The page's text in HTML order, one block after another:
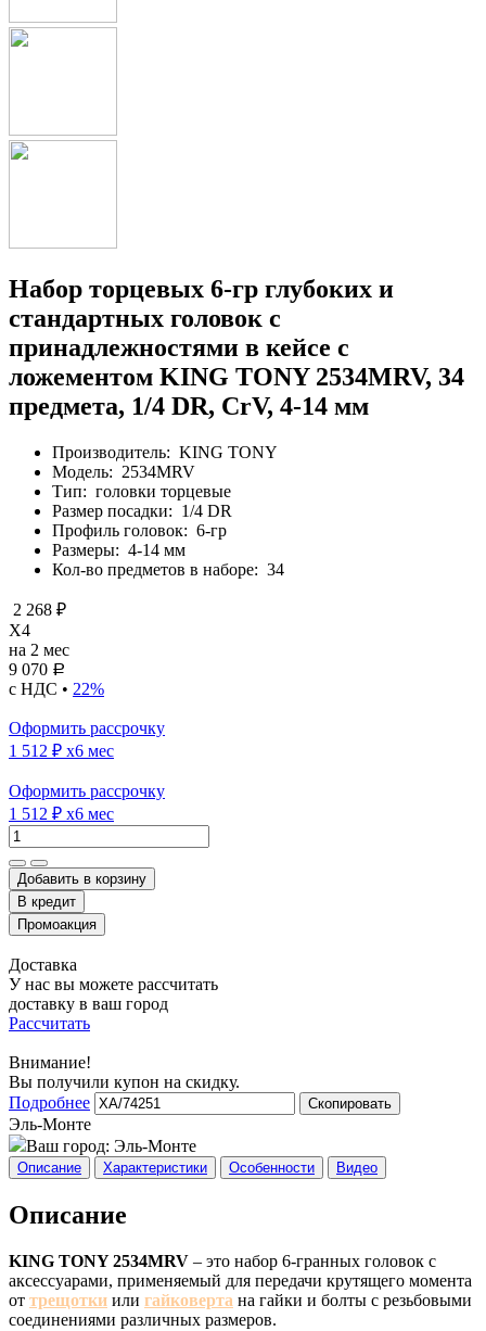
Набор торцевых 6-гр глубоких и
стандартных головок с
принадлежностями в кейсе с
ложементом KING TONY 2534MRV, 34
предмета, 1/4 DR, CrV, 4-14 мм
Производитель: KING TONY
Модель: 2534MRV
Тип: головки торцевые
Размер посадки: 1/4 DR
Профиль головок: 6-гр
Размеры: 4-14 мм
Кол-во предметов в наборе: 34
2 268 ₽
X4
на 2 мес
9 070 Р
с НДС • 22%
Оформить рассрочку
1 512 ₽ x6 мес
Оформить рассрочку
1 512 ₽ x6 мес
Добавить в корзину
Доставка
У нас вы можете рассчитать
доставку в ваш город
Рассчитать
Внимание!
Вы получили купон на скидку.
Подробнее
Скопировать
Эль-Монте
Ваш город: Эль-Монте
Описание Характеристики Особенности Видео
Описание
KING TONY 2534MRV – это набор 6-гранных головок с
аксессуарами, применяемый для передачи крутящего момента
от трещотки или гайковерта на гайки и болты с резьбовыми
соединениями различных размеров.